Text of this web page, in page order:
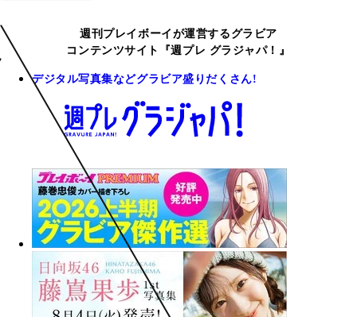
週刊プレイボーイが運営するグラビア
コンテンツサイト『週プレ グラジャパ！』
デジタル写真集などグラビア盛りだくさん!